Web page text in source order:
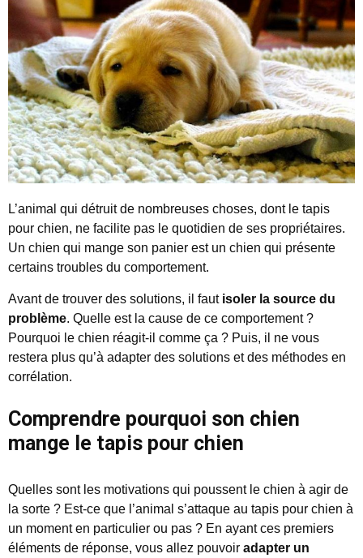
L’animal qui détruit de nombreuses choses, dont le tapis
pour chien, ne facilite pas le quotidien de ses propriétaires.
Un chien qui mange son panier est un chien qui présente
certains troubles du comportement.
Avant de trouver des solutions, il faut isoler la source du
problème. Quelle est la cause de ce comportement ?
Pourquoi le chien réagit-il comme ça ? Puis, il ne vous
restera plus qu’à adapter des solutions et des méthodes en
corrélation.
Comprendre pourquoi son chien
mange le tapis pour chien
Quelles sont les motivations qui poussent le chien à agir de
la sorte ? Est-ce que l’animal s’attaque au tapis pour chien à
un moment en particulier ou pas ? En ayant ces premiers
éléments de réponse, vous allez pouvoir adapter un